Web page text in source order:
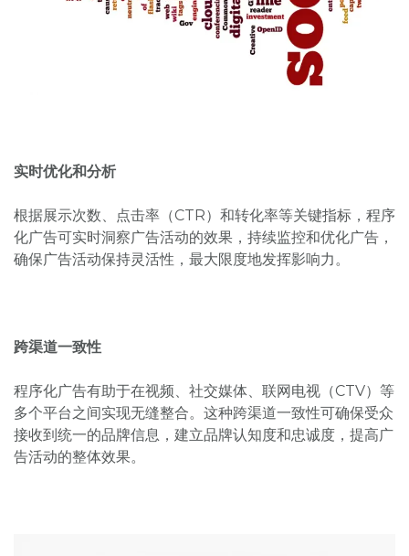
实时优化和分析
根据展示次数、点击率（CTR）和转化率等关键指标，程序
化广告可实时洞察广告活动的效果，持续监控和优化广告，
确保广告活动保持灵活性，最大限度地发挥影响力。
跨渠道一致性
程序化广告有助于在视频、社交媒体、联网电视（CTV）等
多个平台之间实现无缝整合。这种跨渠道一致性可确保受众
接收到统一的品牌信息，建立品牌认知度和忠诚度，提高广
告活动的整体效果。